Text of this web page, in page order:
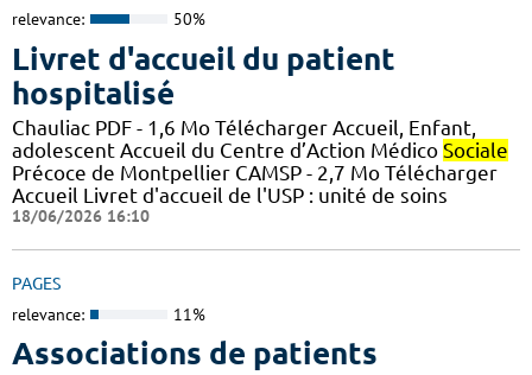
relevance: 50%
Livret d'accueil du patient
hospitalisé
Chauliac PDF - 1,6 Mo Télécharger Accueil, Enfant,
adolescent Accueil du Centre d’Action Médico Sociale
Précoce de Montpellier CAMSP - 2,7 Mo Télécharger
Accueil Livret d'accueil de l'USP : unité de soins
18/06/2026 16:10
PAGES
relevance: 11%
Associations de patients